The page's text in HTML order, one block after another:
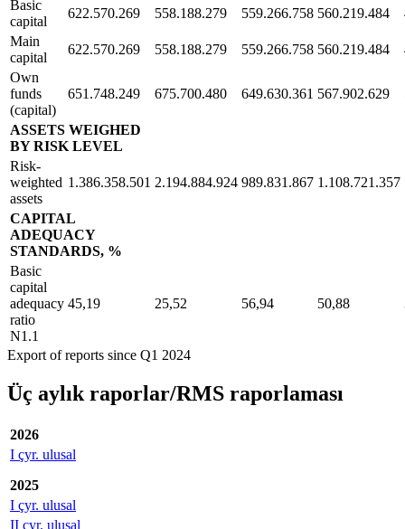
Basic
capital
622.570.269 558.188.279 559.266.758 560.219.484
Main
capital
622.570.269 558.188.279 559.266.758 560.219.484
Own
funds
(capital)
651.748.249 675.700.480 649.630.361 567.902.629
ASSETS WEIGHED
BY RISK LEVEL
Risk-
weighted
assets
1.386.358.501 2.194.884.924 989.831.867 1.108.721.357
CAPITAL
ADEQUACY
STANDARDS, %
Basic
capital
adequacy
ratio
N1.1
45,19 25,52 56,94 50,88
Export of reports since Q1 2024
Üç aylık raporlar/RMS raporlaması
2026
I çyr. ulusal
2025
I çyr. ulusal
II çyr. ulusal